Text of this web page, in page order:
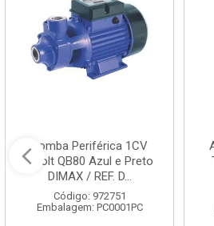
Bomba Periférica 1CV
Bivolt QB80 Azul e Preto
DIMAX / REF. D...
Código: 972751
Embalagem: PC0001PC